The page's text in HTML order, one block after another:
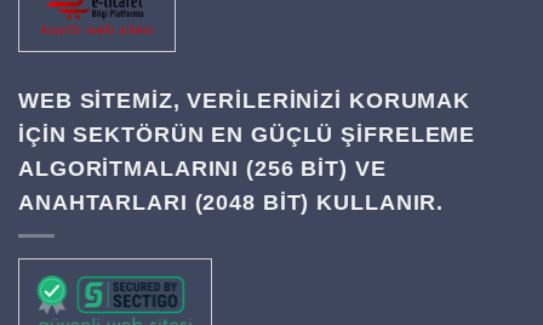
WEB SITEMIZ, VERILERINIZI KORUMAK
IÇIN SEKTÖRÜN EN GÜÇLÜ ŞIFRELEME
ALGORITMALARINI (256 BIT) VE
ANAHTARLARI (2048 BIT) KULLANIR.